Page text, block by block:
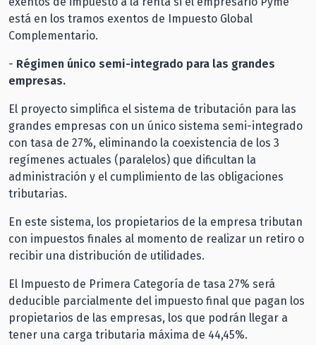
está en los tramos exentos de Impuesto Global
Complementario.
- Régimen único semi-integrado para las grandes
empresas.
El proyecto simplifica el sistema de tributación para las
grandes empresas con un único sistema semi-integrado
con tasa de 27%, eliminando la coexistencia de los 3
regímenes actuales (paralelos) que dificultan la
administración y el cumplimiento de las obligaciones
tributarias.
En este sistema, los propietarios de la empresa tributan
con impuestos finales al momento de realizar un retiro o
recibir una distribución de utilidades.
El Impuesto de Primera Categoría de tasa 27% será
deducible parcialmente del impuesto final que pagan los
propietarios de las empresas, los que podrán llegar a
tener una carga tributaria máxima de 44,45%.